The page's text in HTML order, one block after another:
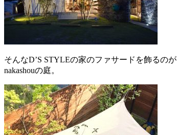
そんなD’S STYLEの家のファサードを飾るのが
nakashouの庭。